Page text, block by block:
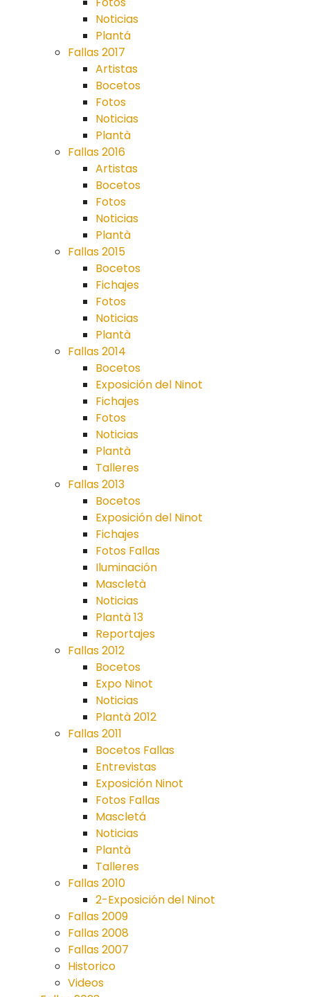
Noticias
Plantá
Fallas 2017
Artistas
Bocetos
Fotos
Noticias
Plantà
Fallas 2016
Artistas
Bocetos
Fotos
Noticias
Plantà
Fallas 2015
Bocetos
Fichajes
Fotos
Noticias
Plantà
Fallas 2014
Bocetos
Exposición del Ninot
Fichajes
Fotos
Noticias
Plantà
Talleres
Fallas 2013
Bocetos
Exposición del Ninot
Fichajes
Fotos Fallas
Iluminación
Mascletà
Noticias
Plantà 13
Reportajes
Fallas 2012
Bocetos
Expo Ninot
Noticias
Plantà 2012
Fallas 2011
Bocetos Fallas
Entrevistas
Exposición Ninot
Fotos Fallas
Mascletá
Noticias
Plantà
Talleres
Fallas 2010
2-Exposición del Ninot
Fallas 2009
Fallas 2008
Fallas 2007
Historico
Videos